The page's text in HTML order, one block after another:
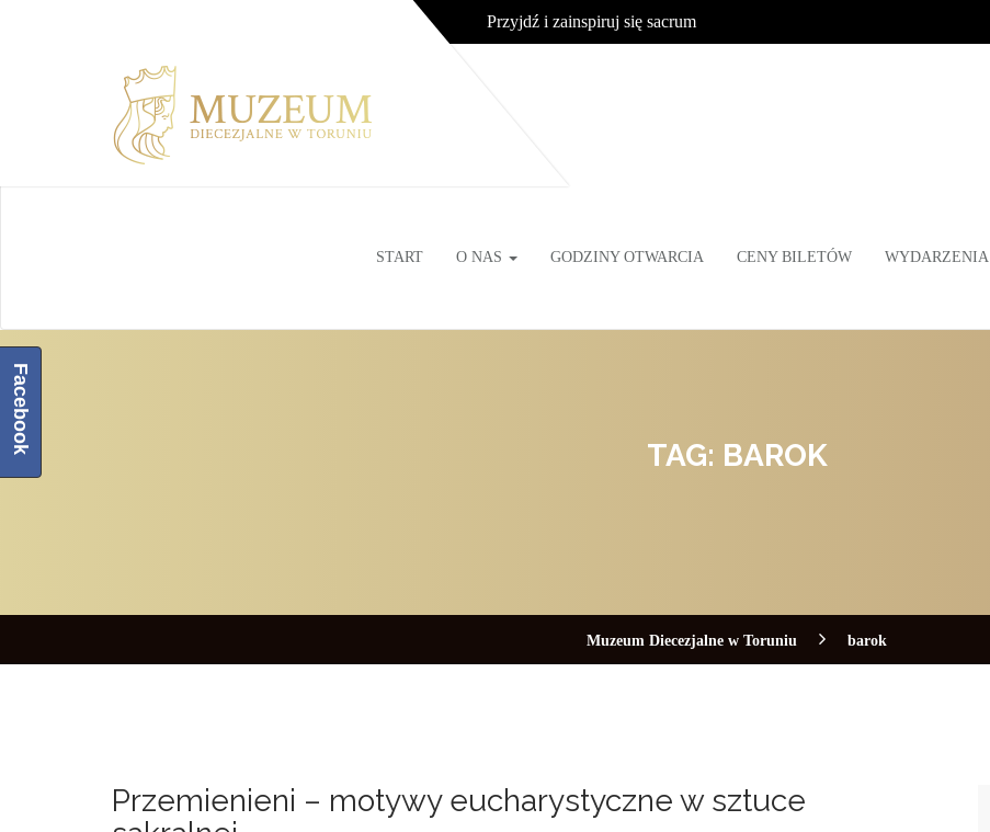
Przyjdź i zainspiruj się sacrum
START O NAS GODZINY OTWARCIA CENY BILETÓW WYDARZENIA
TAG: BAROK
Muzeum Diecezjalne w Toruniu barok
Przemienieni – motywy eucharystyczne w sztuce
Facebook